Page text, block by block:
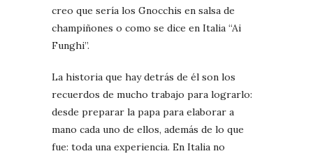
creo que sería los Gnocchis en salsa de
champiñones o como se dice en Italia “Ai
Funghi”.
La historia que hay detrás de él son los
recuerdos de mucho trabajo para lograrlo:
desde preparar la papa para elaborar a
mano cada uno de ellos, además de lo que
fue: toda una experiencia. En Italia no